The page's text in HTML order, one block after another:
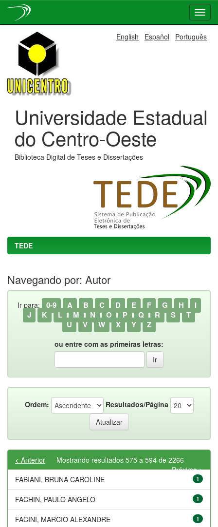
navigation
English Español Português
Universidade Estadual
do Centro-Oeste
Biblioteca Digital de Teses e Dissertações
TEDE
Navegando por: Autor
Ir para: 0-9 A B C D E F G H
I
J
K L M N O P Q R S
T
U
V W X Y Z
ou entre com as primeiras letras:
Ordem: Resultados/Página
Mostrando resultados 575 a 594 de 2266
< Anterior
Próximo >
FABIANI, BRUNA CAROLINE
1
FACHIN, PAULO ANGELO 1
FACINI, MARCIO ALEXANDRE 1